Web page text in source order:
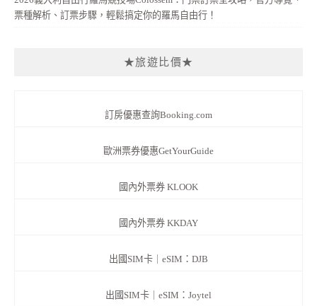
票種解析、訂票步驟，輕鬆搞定你的羅馬自由行！
★旅遊比價★
訂房優惠查詢Booking.com
歐洲票券優惠GetYourGuide
國內外票券 KLOOK
國內外票券 KKDAY
出國SIM卡｜eSIM：DJB
出國SIM卡｜eSIM：Joytel